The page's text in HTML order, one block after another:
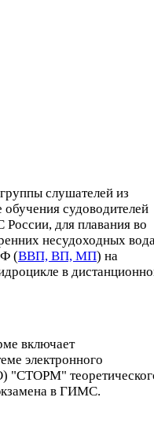
слушателей из
судоводителей
для плавания во
несудоходных
(ВВП, ВП, МП) на
в
включает
электронного
"СТОРМ"
в ГИМС.